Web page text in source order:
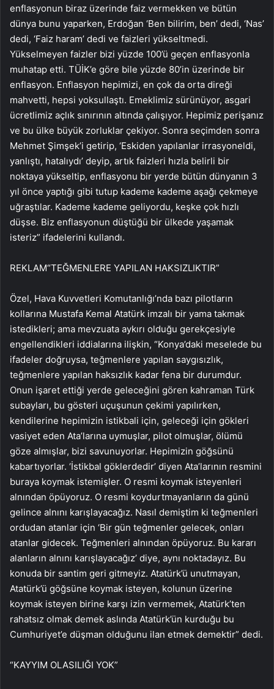
enflasyonun biraz üzerinde faiz vermekken ve bütün
dünya bunu yaparken, Erdoğan ‘Ben bilirim, ben’ dedi, ‘Nas’
dedi, ‘Faiz haram’ dedi ve faizleri yükseltmedi.
Yükselmeyen faizler bizi yüzde 100’ü geçen enflasyonla
muhatap etti. TÜİK’e göre bile yüzde 80’in üzerinde bir
enflasyon. Enflasyon hepimizi, en çok da orta direği
mahvetti, hepsi yoksullaştı. Emeklimiz sürünüyor, asgari
ücretlimiz açlık sınırının altında çalışıyor. Hepimiz perişanız
ve bu ülke büyük zorluklar çekiyor. Sonra seçimden sonra
Mehmet Şimşek’i getirip, ‘Eskiden yapılanlar irrasyoneldi,
yanlıştı, hatalıydı’ deyip, artık faizleri hızla belirli bir
noktaya yükseltip, enflasyonu bir yerde bütün dünyanın 3
yıl önce yaptığı gibi tutup kademe kademe aşağı çekmeye
uğraştılar. Kademe kademe geliyordu, keşke çok hızlı
düşse. Biz enflasyonun düştüğü bir ülkede yaşamak
isteriz” ifadelerini kullandı.
REKLAM“TEĞMENLERE YAPILAN HAKSIZLIKTIR”
Özel, Hava Kuvvetleri Komutanlığı’nda bazı pilotların
kollarına Mustafa Kemal Atatürk imzalı bir yama takmak
istedikleri; ama mevzuata aykırı olduğu gerekçesiyle
engellendikleri iddialarına ilişkin, “Konya’daki meselede bu
ifadeler doğruysa, teğmenlere yapılan saygısızlık,
teğmenlere yapılan haksızlık kadar fena bir durumdur.
Onun işaret ettiği yerde geleceğini gören kahraman Türk
subayları, bu gösteri uçuşunun çekimi yapılırken,
kendilerine hepimizin istikbali için, geleceği için gökleri
vasiyet eden Ata’larına uymuşlar, pilot olmuşlar, ölümü
göze almışlar, bizi savunuyorlar. Hepimizin göğsünü
kabartıyorlar. ‘İstikbal göklerdedir’ diyen Ata’larının resmini
buraya koymak istemişler. O resmi koymak isteyenleri
alnından öpüyoruz. O resmi koydurtmayanların da günü
gelince alnını karışlayacağız. Nasıl demiştim ki teğmenleri
ordudan atanlar için ‘Bir gün teğmenler gelecek, onları
atanlar gidecek. Teğmenleri alnından öpüyoruz. Bu kararı
alanların alnını karışlayacağız’ diye, aynı noktadayız. Bu
konuda bir santim geri gitmeyiz. Atatürk’ü unutmayan,
Atatürk’ü göğsüne koymak isteyen, kolunun üzerine
koymak isteyen birine karşı izin vermemek, Atatürk’ten
rahatsız olmak demek aslında Atatürk’ün kurduğu bu
Cumhuriyet’e düşman olduğunu ilan etmek demektir” dedi.
“KAYYIM OLASILIĞI YOK”